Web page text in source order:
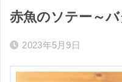
赤魚のソテー～
2023年5月9日